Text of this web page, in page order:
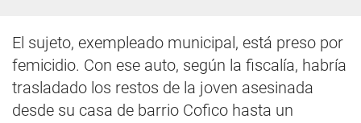
El sujeto, exempleado municipal, está preso por
femicidio. Con ese auto, según la fiscalía, habría
trasladado los restos de la joven asesinada
desde su casa de barrio Cofico hasta un